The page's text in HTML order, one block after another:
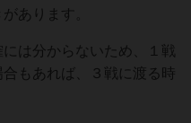
あります。
は分からないため、１戦
もあれば、３戦に渡る時